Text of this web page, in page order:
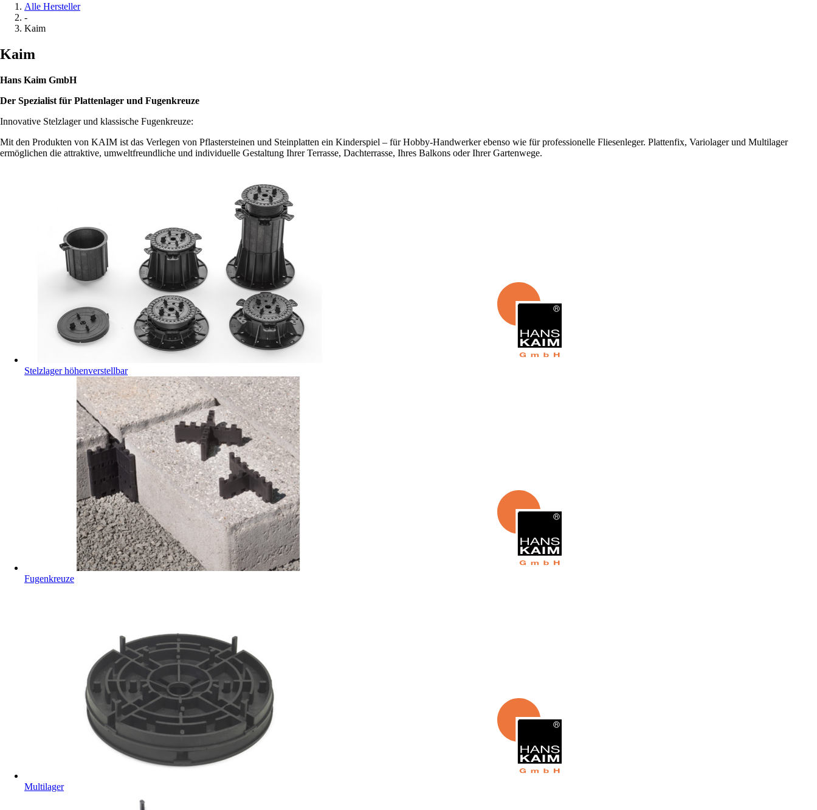
Alle Hersteller
-
Kaim
Kaim
Hans Kaim GmbH
Der Spezialist für Plattenlager und Fugenkreuze
Innovative Stelzlager und klassische Fugenkreuze:
Mit den Produkten von KAIM ist das Verlegen von Pflastersteinen und Steinplatten ein Kinderspiel – für Hobby-Handwerker ebenso wie für professionelle Fliesenleger. Plattenfix, Variolager und Multilager
ermöglichen die attraktive, umweltfreundliche und individuelle Gestaltung Ihrer Terrasse, Dachterrasse, Ihres Balkons oder Ihrer Gartenwege.
Stelzlager höhenverstellbar
Fugenkreuze
Multilager